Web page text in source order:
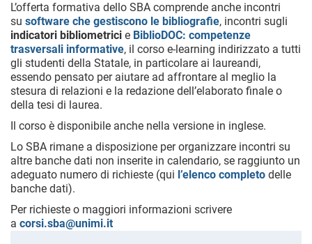
L’offerta formativa dello SBA comprende anche incontri
su software che gestiscono le bibliografie, incontri sugli
indicatori bibliometrici e BiblioDOC: competenze
trasversali informative, il corso e-learning indirizzato a tutti
gli studenti della Statale, in particolare ai laureandi,
essendo pensato per aiutare ad affrontare al meglio la
stesura di relazioni e la redazione dell’elaborato finale o
della tesi di laurea.
Il corso è disponibile anche nella versione in inglese.
Lo SBA rimane a disposizione per organizzare incontri su
altre banche dati non inserite in calendario, se raggiunto un
adeguato numero di richieste (qui l’elenco completo delle
banche dati).
Per richieste o maggiori informazioni scrivere
a corsi.sba@unimi.it